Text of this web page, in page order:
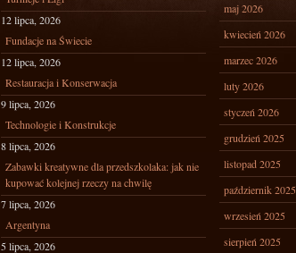
12 lipca, 2026
Fundacje na Świecie
12 lipca, 2026
Restauracja i Konserwacja
9 lipca, 2026
Technologie i Konstrukcje
8 lipca, 2026
Zabawki kreatywne dla przedszkolaka: jak nie
kupować kolejnej rzeczy na chwilę
7 lipca, 2026
Argentyna
5 lipca, 2026
maj 2026
kwiecień 2026
marzec 2026
luty 2026
styczeń 2026
grudzień 2025
listopad 2025
październik 2025
wrzesień 2025
sierpień 2025